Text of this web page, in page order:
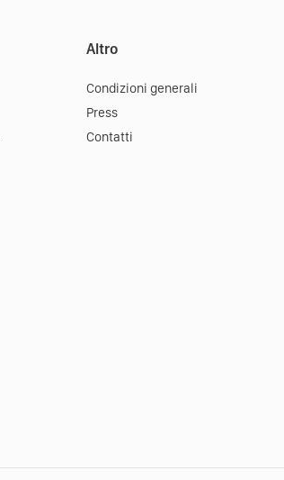
Altro
Condizioni generali
Press
Contatti